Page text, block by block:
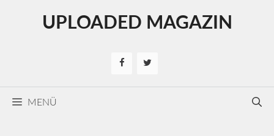
UPLOADED MAGAZIN
MENÜ